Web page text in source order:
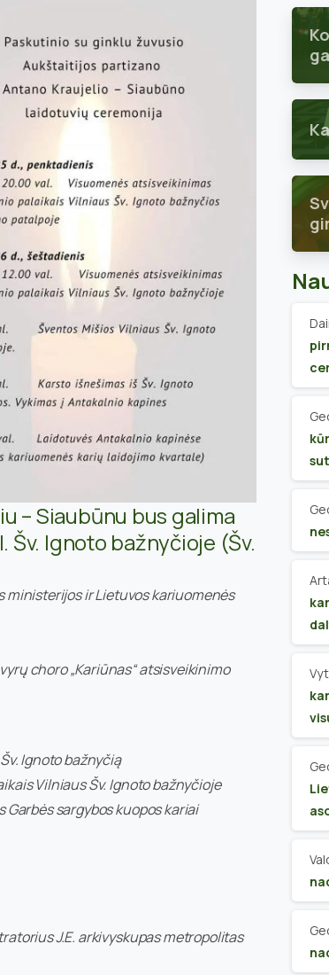
– Siaubūnu bus galima
Šv. Ignoto bažnyčioje (Šv.
ministerijos ir Lietuvos kariuomenės
choro „Kariūnas“ atsisveikinimo
Ignoto bažnyčią
Vilniaus Šv. Ignoto bažnyčioje
Garbės sargybos kuopos kariai
J.E. arkivyskupas metropolitas